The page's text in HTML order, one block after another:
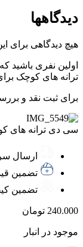
دیدگاهها
هیچ دیدگاهی برای
اولین نفری باشید
ترانه های کوچک
برای ثبت نقد و
سی دی ترانه های
ارسال
تضمین
تضمین
240.000 تومان
موجود در انبار